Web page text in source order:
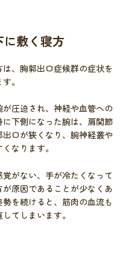
敷く寝方
、胸郭出口症候群の症状を
。
圧迫され、神経や血管への
下側になった腕は、肩関節
口が狭くなり、腕神経叢や
なります。
がない、手が冷たくなって
原因であることが少なくあ
を続けると、筋肉の血流も
てしまいます。